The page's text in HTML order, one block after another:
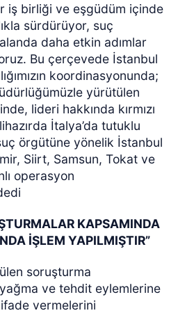
iş birliği ve eşgüdüm içinde
sürdürüyor, suç
daha etkin adımlar
Bu çerçevede İstanbul
koordinasyonunda;
yürütülen
lideri hakkında kırmızı
İtalya’da tutuklu
örgütüne yönelik İstanbul
Siirt, Samsun, Tokat ve
operasyon
KAPSAMINDA
İŞLEM YAPILMIŞTIR”
soruşturma
ve tehdit eylemlerine
ifade vermelerini